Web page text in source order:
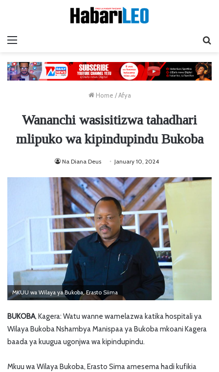
Home / Afya
Wananchi wasisitizwa tahadhari
mlipuko wa kipindupindu Bukoba
Na Diana Deus January 10, 2024
MKUU wa Wilaya ya Bukoba, Erasto Siima
BUKOBA, Kagera: Watu wanne wamelazwa katika hospitali ya
Wilaya Bukoba Nshambya Manispaa ya Bukoba mkoani Kagera
baada ya kuugua ugonjwa wa kipindupindu.
Mkuu wa Wilaya Bukoba, Erasto Sima amesema hadi kufikia